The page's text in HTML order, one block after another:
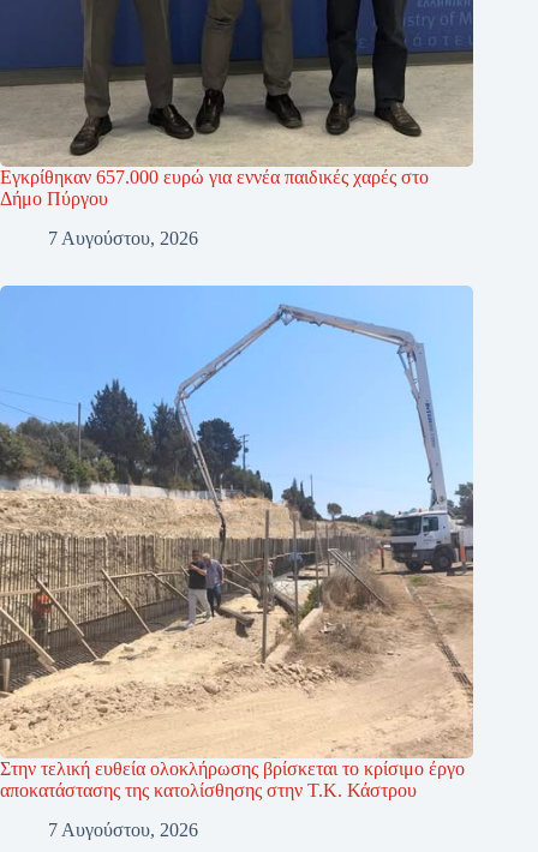
Εγκρίθηκαν 657.000 ευρώ για εννέα παιδικές χαρές στο
Δήμο Πύργου
7 Αυγούστου, 2026
Στην τελική ευθεία ολοκλήρωσης βρίσκεται το κρίσιμο έργο
αποκατάστασης της κατολίσθησης στην Τ.Κ. Κάστρου
7 Αυγούστου, 2026